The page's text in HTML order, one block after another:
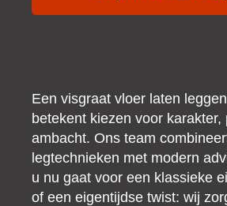
Een visgraat vloer laten
betekent kiezen voor karakter,
ambacht. Ons team
legtechnieken met modern
u nu gaat voor een klassieke
of een eigentijdse twist: wij